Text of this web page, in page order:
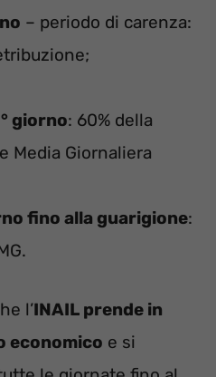
– periodo di carenza:
giorno: 60% della
Media Giornaliera
fino alla guarigione:
l’INAIL prende in
economico e si